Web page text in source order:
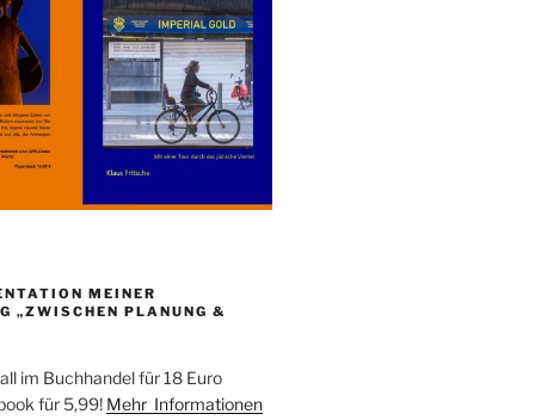
MEINER
„ZWISCHEN PLANUNG &
im Buchhandel für 18 Euro
für 5,99! Mehr Informationen